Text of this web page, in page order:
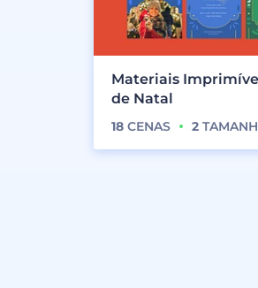
Materiais
de Natal
18 CENAS 2